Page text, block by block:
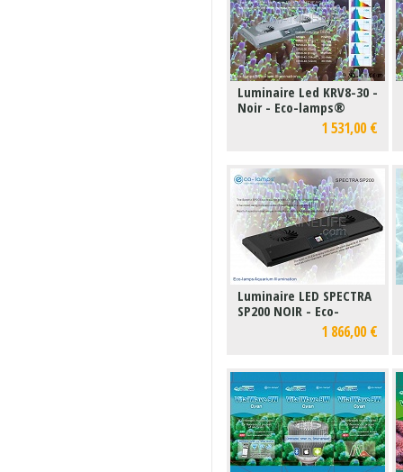
Luminaire Led KRV8-30 -
Noir - Eco-lamps®
1 531,00 €
Luminaire LED SPECTRA
SP200 NOIR - Eco-
1 866,00 €